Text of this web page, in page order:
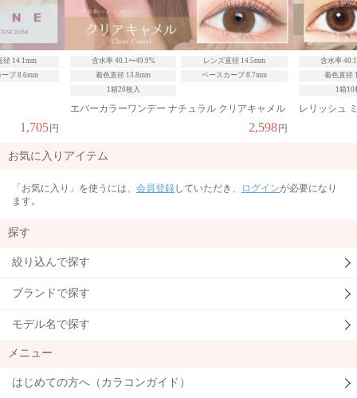
レンズ直径 14.5mm
ースカーブ 8.7mm
ル クリアキャメル
2,598
含水率 40.1〜49.9%
レンズ直径 14.2mm
着色直径 13.6mm
ベースカーブ 8.7mm
1箱10枚入
レリッシュ ミスティックベージュ
1,892
キャン
お気に入りアイテム
「お気に入り」を使うには、 会員登録していただき、 ログインが必要になり
ます。
探す
絞り込んで探す
ブランドで探す
モデル名で探す
メニュー
はじめての方へ（カラコンガイド）